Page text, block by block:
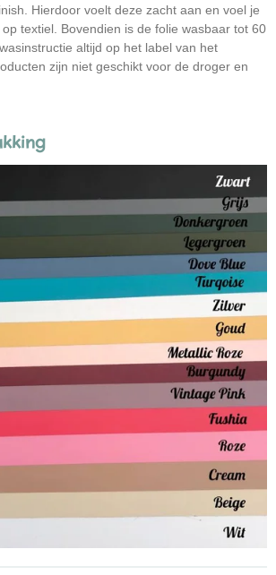
Hierdoor voelt deze zacht aan en voel je
textiel. Bovendien is de folie wasbaar tot 60
altijd op het label van het
zijn niet geschikt voor de droger en